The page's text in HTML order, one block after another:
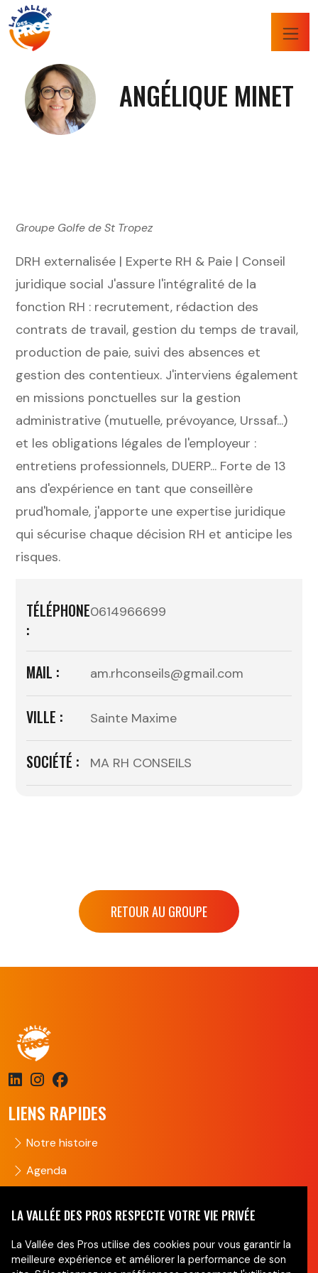
ANGÉLIQUE MINET
Groupe Golfe de St Tropez
DRH externalisée | Experte RH & Paie | Conseil
juridique social J'assure l'intégralité de la
fonction RH : recrutement, rédaction des
contrats de travail, gestion du temps de travail,
production de paie, suivi des absences et
gestion des contentieux. J'interviens également
en missions ponctuelles sur la gestion
administrative (mutuelle, prévoyance, Urssaf...)
et les obligations légales de l'employeur :
entretiens professionnels, DUERP... Forte de 13
ans d'expérience en tant que conseillère
prud'homale, j'apporte une expertise juridique
qui sécurise chaque décision RH et anticipe les
risques.
TÉLÉPHONE
:
0614966699
MAIL : am.rhconseils@gmail.com
VILLE : Sainte Maxime
SOCIÉTÉ : MA RH CONSEILS
RETOUR AU GROUPE
LIENS RAPIDES
Notre histoire
Agenda
NEWSLETTER
LA VALLÉE DES PROS RESPECTE VOTRE VIE PRIVÉE
La Vallée des Pros utilise des cookies pour vous garantir la
meilleure expérience et améliorer la performance de son